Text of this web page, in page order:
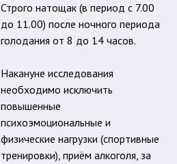
Строго натощак (в период с 7.00
до 11.00) после ночного периода
голодания от 8 до 14 часов.
Накануне исследования
необходимо исключить
повышенные
психоэмоциональные и
физические нагрузки (спортивные
тренировки), приём алкоголя, за